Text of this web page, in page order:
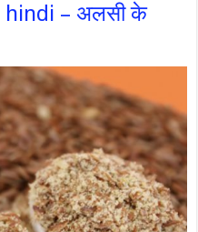
hindi – अलसी के